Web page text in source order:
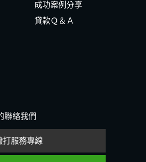
成功案例分享
貸款Ｑ＆Ａ
聯絡我們
打服務專線